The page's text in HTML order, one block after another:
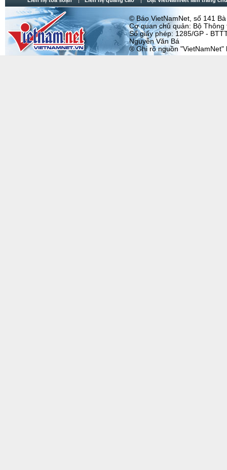
© Báo VietNamNet, số 141
Cơ quan chủ quản: Bộ Thông
Số giấy phép: 1285/GP -
Nguyễn Văn Bá
® Ghi rõ nguồn "VietNamNet"